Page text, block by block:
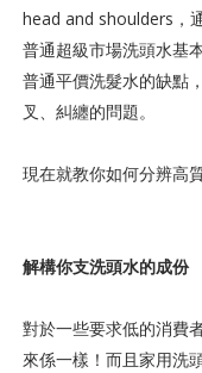
head and shoulders，
普通超級市場洗頭水基
普通平價洗髮水的缺點
叉、糾纏的問題。
現在就教你如何分辨高
解構你支洗頭水的成份
對於一些要求低的消費
來係一樣！而且家用洗